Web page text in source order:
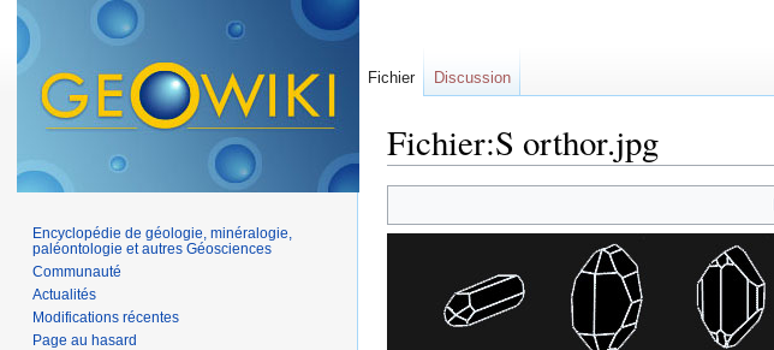
Fichier:S orthor.jpg
Fichier Discussion
Encyclopédie de géologie, minéralogie,
paléontologie et autres Géosciences
Communauté
Actualités
Modifications récentes
Page au hasard